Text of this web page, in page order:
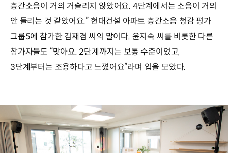
층간소음이 거의 거슬리지 않았어요. 4단계에서는 소음이 거의
안 들리는 것 같았어요.” 현대건설 아파트 층간소음 청감 평가
그룹5에 참가한 김재겸 씨의 말이다. 윤지숙 씨를 비롯한 다른
참가자들도 “맞아요. 2단계까지는 보통 수준이었고,
3단계부터는 조용하다고 느꼈어요”라며 입을 모았다.